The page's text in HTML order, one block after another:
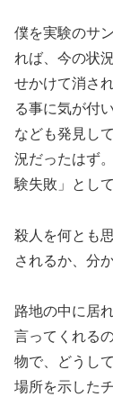
僕を実験のサ
れば、今の状
せかけて消さ
る事に気が付
なども発見し
況だったはず
験失敗」とし
殺人を何とも
されるか、分
路地の中に居
言ってくれる
物で、どうし
場所を示した